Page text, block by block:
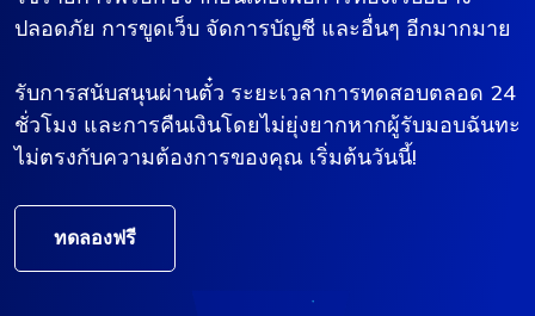
ปลอดภัย การขูดเว็บ จัดการบัญชี และอื่นๆ อีกมากมาย
รับการสนับสนุนผ่านตั๋ว ระยะเวลาการทดสอบตลอด 24
ชั่วโมง และการคืนเงินโดยไม่ยุ่งยากหากผู้รับมอบฉันทะ
ไม่ตรงกับความต้องการของคุณ เริ่มต้นวันนี้!
ทดลองฟรี